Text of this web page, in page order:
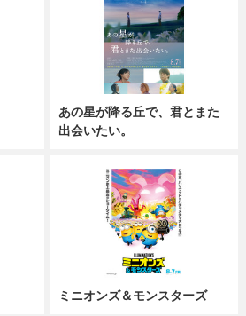
あの星が降る丘で、君とまた
出会いたい。
ミニオンズ＆モンスターズ